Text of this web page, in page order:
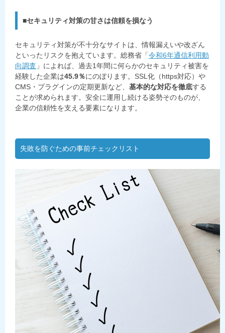
■セキュリティ対策の甘さは信頼を損なう
セキュリティ対策が不十分なサイトは、情報漏えいや改ざん
といったリスクを抱えています。総務省「令和6年通信利用動
向調査 」によれば、過去1年間に何らかのセキュリティ被害を
経験した企業は45.9％にのぼります。SSL化（https対応）や
CMS・プラグインの定期更新など、 基本的な対応を徹底する
ことが求められます。安全に運用し続ける姿勢そのものが、
企業の信頼性を支える要素になります。
失敗を防ぐための事前チェックリスト